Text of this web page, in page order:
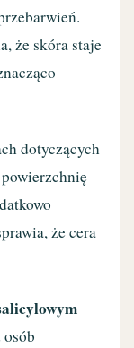
że skóra staje
dotyczących
że cera